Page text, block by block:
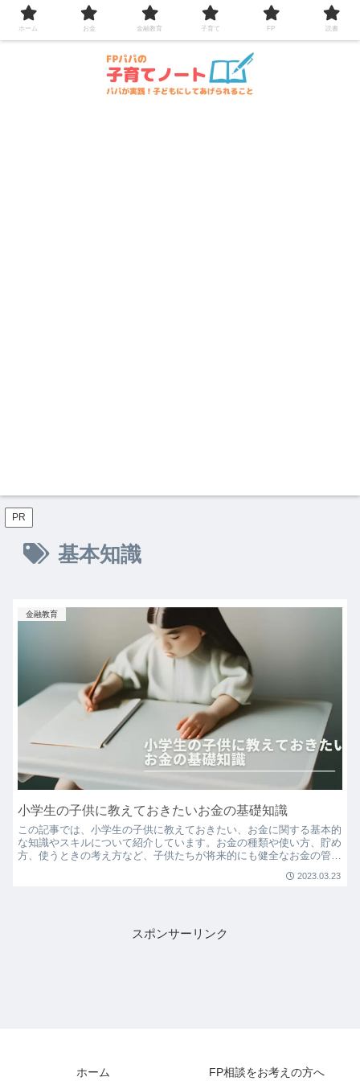
コンテンツへスキップ
PR
基本知識
金融教育
小学生の子供に教えておきたいお金の基礎知識
この記事では、小学生の子供に教えておきたい、お金に関する基本的
な知識やスキルについて紹介しています。お金の種類や使い方、貯め
方、使うときの考え方など、子供たちが将来的にも健全なお金の管理
2023.03.23
スポンサーリンク
ホーム FP相談をお考えの方へ
ホーム お金 金融教育 子育て FP 読書